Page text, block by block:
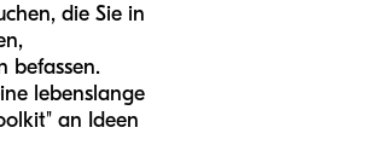
die Sie in
befassen.
lebenslange
an Ideen